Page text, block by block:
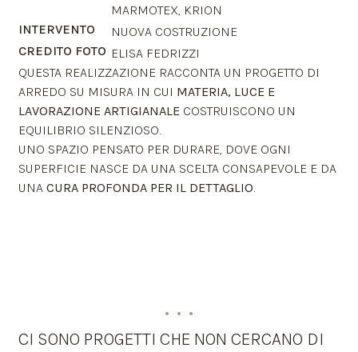
MARMOTEX, KRION
INTERVENTO
NUOVA COSTRUZIONE
CREDITO FOTO ELISA FEDRIZZI
QUESTA REALIZZAZIONE RACCONTA UN PROGETTO DI
ARREDO SU MISURA IN CUI MATERIA, LUCE E
LAVORAZIONE ARTIGIANALE COSTRUISCONO UN
EQUILIBRIO SILENZIOSO.
UNO SPAZIO PENSATO PER DURARE, DOVE OGNI
SUPERFICIE NASCE DA UNA SCELTA CONSAPEVOLE E DA
UNA CURA PROFONDA PER IL DETTAGLIO.
. . .
CI SONO PROGETTI CHE NON CERCANO DI